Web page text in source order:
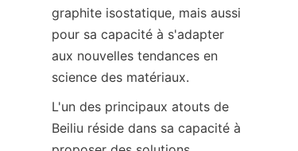
graphite isostatique, mais aussi
pour sa capacité à s'adapter
aux nouvelles tendances en
science des matériaux.
L'un des principaux atouts de
Beiliu réside dans sa capacité à